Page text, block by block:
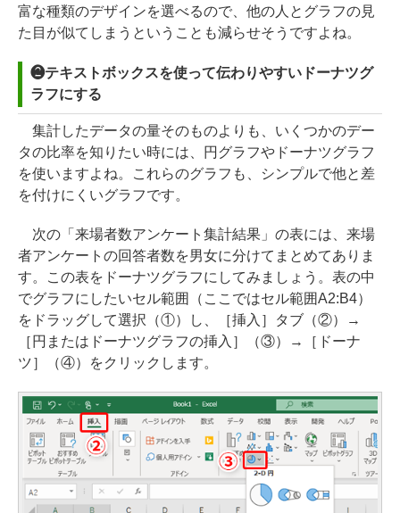
富な種類のデザインを選べるので、他の人とグラフの見
た目が似てしまうということも減らせそうですよね。
❷テキストボックスを使って伝わりやすいドーナツグ
ラフにする
集計したデータの量そのものよりも、いくつかのデー
タの比率を知りたい時には、円グラフやドーナツグラフ
を使いますよね。これらのグラフも、シンプルで他と差
を付けにくいグラフです。
次の「来場者数アンケート集計結果」の表には、来場
者アンケートの回答者数を男女に分けてまとめてありま
す。この表をドーナツグラフにしてみましょう。表の中
でグラフにしたいセル範囲（ここではセル範囲A2:B4）
をドラッグして選択（①）し、［挿入］タブ（②）→
［円またはドーナツグラフの挿入］（③）→［ドーナ
ツ］（④）をクリックします。